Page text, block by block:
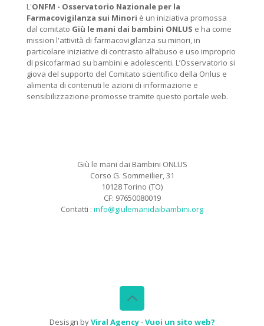
L'ONFM - Osservatorio Nazionale per la
Farmacovigilanza sui Minori è un iniziativa promossa
dal comitato Giù le mani dai bambini ONLUS e ha come
mission l'attività di farmacovigilanza su minori, in
particolare iniziative di contrasto all’abuso e uso improprio
di psicofarmaci su bambini e adolescenti. L’Osservatorio si
giova del supporto del Comitato scientifico della Onlus e
alimenta di contenuti le azioni di informazione e
sensibilizzazione promosse tramite questo portale web.
Giù le mani dai Bambini ONLUS
Corso G. Sommeilier, 31
10128 Torino (TO)
CF: 97650080019
Contatti : info@giulemanidaibambini.org
Desisgn byViral Agency-Vuoi un sito web?